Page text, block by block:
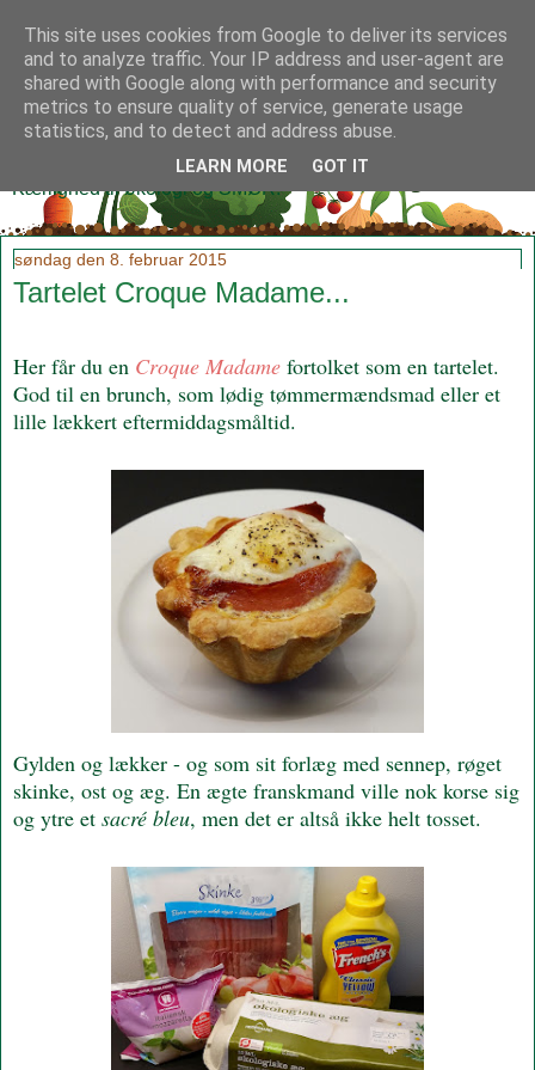
Klidmoster.dk
Kærlighed til økologi og SMØR!
søndag den 8. februar 2015
Tartelet Croque Madame...
Her får du en Croque Madame fortolket som en tartelet.
God til en brunch, som lødig tømmermændsmad eller et
lille lækkert eftermiddagsmåltid.
Gylden og lækker - og som sit forlæg med sennep, røget
skinke, ost og æg. En ægte franskmand ville nok korse sig
og ytre et sacré bleu, men det er altså ikke helt tosset.
This site uses cookies from Google to deliver its services
and to analyze traffic. Your IP address and user-agent are
shared with Google along with performance and security
metrics to ensure quality of service, generate usage
statistics, and to detect and address abuse.
LEARN MORE GOT IT